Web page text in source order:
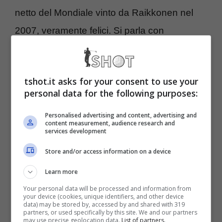
netto del Mondiale vinto da Raikkonen nel
2007, veramente felici. Si parla con
insistenza, da indiscrezioni raccolte negli
ultimi tempi, come il tedesco possa prendere
parte alle nozze della figlia Gina Maria, di
scena nella villa di famiglia a Maiorca a fine
estate.
Al di là di quello che è il presente dell’ex
ferrarista che lo scorso 3 gennaio ha
compiuto 55 anni, a parlare di Michael
Schumacher ci ha pensato quello che è oggi
tshot.it asks for your consent to use your
personal data for the following purposes:
Personalised advertising and content, advertising and
content measurement, audience research and
services development
Store and/or access information on a device
Learn more
Your personal data will be processed and information from
your device (cookies, unique identifiers, and other device
data) may be stored by, accessed by and shared with 319
partners, or used specifically by this site. We and our partners
may use precise geolocation data. List of partners.